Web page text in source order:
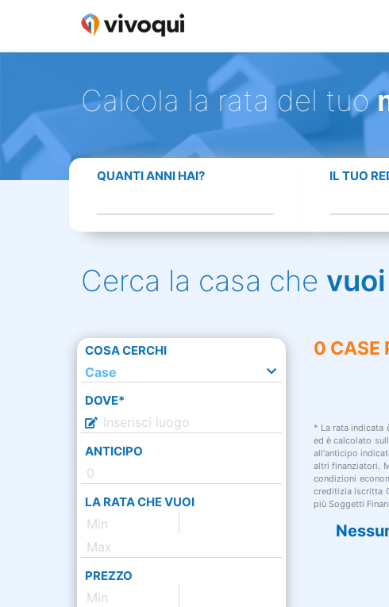
Calcola la rata del tuo
QUANTI ANNI HAI? IL TUO
Cerca la casa che vuoi
COSA CERCHI
Case
DOVE*
ANTICIPO
LA RATA CHE VUOI
PREZZO
0 CASE
* La rata indicata
ed è calcolato
all'anticipo
altri finanziatori.
condizioni
creditizia iscritta
più Soggetti